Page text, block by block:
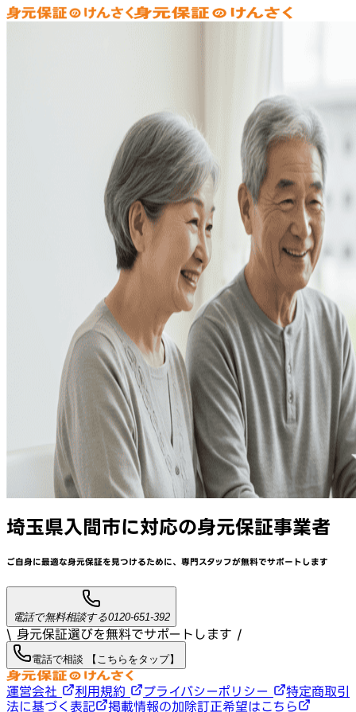
埼玉県入間市に対応の身元保証事業者
ご自身に最適な身元保証を見つけるために、 専門スタッフが無料でサポートします
電話で無料相談する0120-651-392
\ 身元保証選びを無料でサポートします /
電話で相談 【こちらをタップ】
運営会社 利用規約 プライバシーポリシー
特定商取引
法に基づく表記
掲載情報の加除訂正希望はこちら